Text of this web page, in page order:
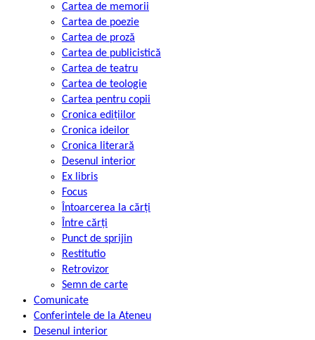
Cartea de memorii
Cartea de poezie
Cartea de proză
Cartea de publicistică
Cartea de teatru
Cartea de teologie
Cartea pentru copii
Cronica edițiilor
Cronica ideilor
Cronica literară
Desenul interior
Ex libris
Focus
Întoarcerea la cărți
Între cărți
Punct de sprijin
Restitutio
Retrovizor
Semn de carte
Comunicate
Conferintele de la Ateneu
Desenul interior